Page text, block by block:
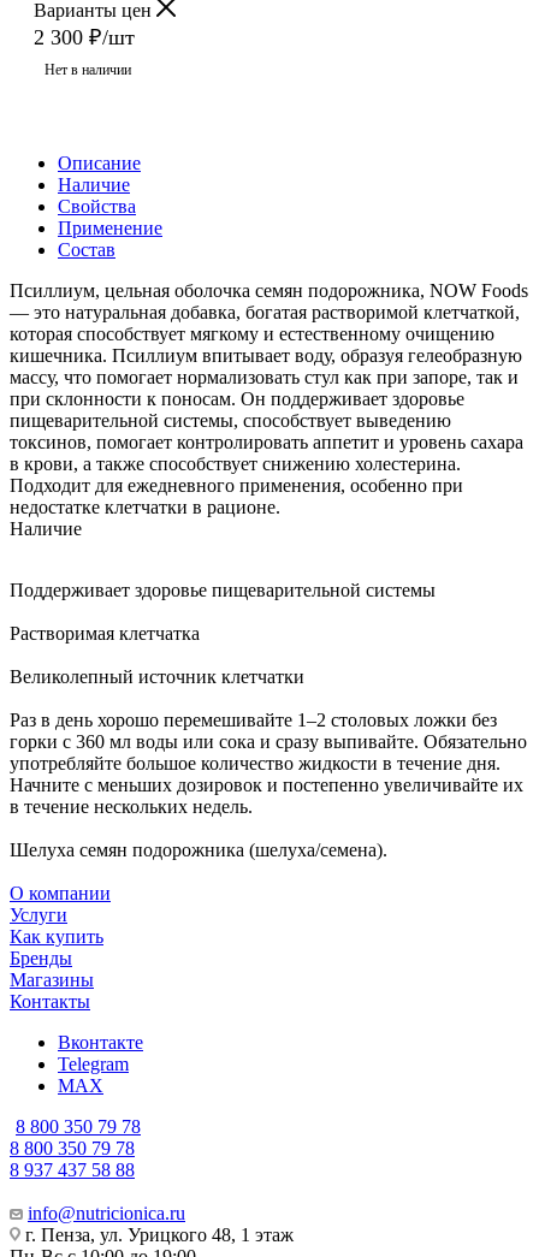
Варианты цен
2 300 ₽/шт
Нет в наличии
Описание
Наличие
Свойства
Применение
Состав
Псиллиум, цельная оболочка семян подорожника, NOW Foods
— это натуральная добавка, богатая растворимой клетчаткой,
которая способствует мягкому и естественному очищению
кишечника. Псиллиум впитывает воду, образуя гелеобразную
массу, что помогает нормализовать стул как при запоре, так и
при склонности к поносам. Он поддерживает здоровье
пищеварительной системы, способствует выведению
токсинов, помогает контролировать аппетит и уровень сахара
в крови, а также способствует снижению холестерина.
Подходит для ежедневного применения, особенно при
недостатке клетчатки в рационе.
Наличие
Поддерживает здоровье пищеварительной системы
Растворимая клетчатка
Великолепный источник клетчатки
Раз в день хорошо перемешивайте 1–2 столовых ложки без
горки с 360 мл воды или сока и сразу выпивайте. Обязательно
употребляйте большое количество жидкости в течение дня.
Начните с меньших дозировок и постепенно увеличивайте их
в течение нескольких недель.
Шелуха семян подорожника (шелуха/семена).
О компании
Услуги
Как купить
Бренды
Магазины
Контакты
Вконтакте
Telegram
MAX
8 800 350 79 78
8 800 350 79 78
8 937 437 58 88
info@nutricionica.ru
г. Пенза, ул. Урицкого 48, 1 этаж